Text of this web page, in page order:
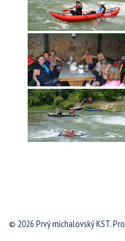
© 2026 Prvý michalovský KST.